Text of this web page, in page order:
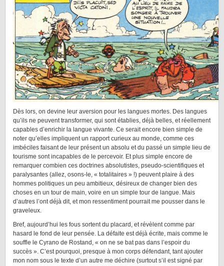
Dès lors, on devine leur aversion pour les langues mortes. Des langues
qu’ils ne peuvent transformer, qui sont établies, déjà belles, et réellement
capables d’enrichir la langue vivante. Ce serait encore bien simple de
noter qu’elles impliquent un rapport curieux au monde, comme ces
imbéciles faisant de leur présent un absolu et du passé un simple lieu de
tourisme sont incapables de le percevoir. Et plus simple encore de
remarquer combien ces doctrines absolutistes, pseudo-scientifiques et
paralysantes (allez, osons-le, « totalitaires » !) peuvent plaire à des
hommes politiques un peu ambitieux, désireux de changer bien des
choses en un tour de main, voire en un simple tour de langue. Mais
d’autres l’ont déjà dit, et mon ressentiment pourrait me pousser dans le
graveleux.
Bref, aujourd’hui les fous sortent du placard, et révèlent comme par
hasard le fond de leur pensée. La défaite est déjà écrite, mais comme le
souffle le Cyrano de Rostand, « on ne se bat pas dans l’espoir du
succès ». C’est pourquoi, presque à mon corps défendant, tant ajouter
mon nom sous le texte d’un autre me déchire (surtout s’il est signé par